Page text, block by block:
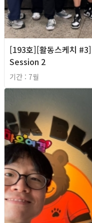
[193호][활동스케치
Session 2
기간 : 7월